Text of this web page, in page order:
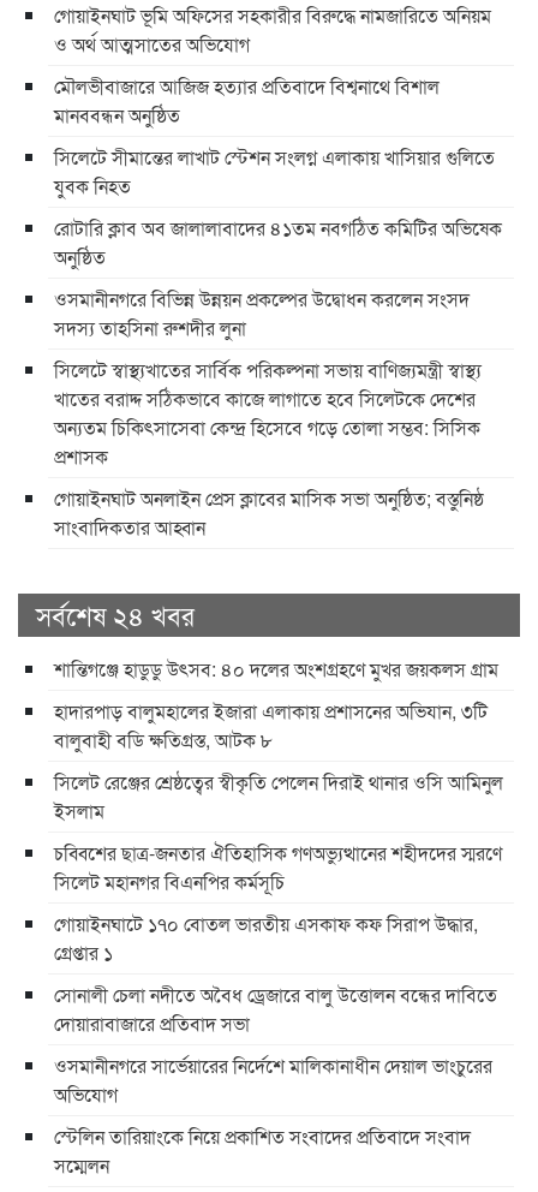
গোয়াইনঘাট ভূমি অফিসের সহকারীর বিরুদ্ধে নামজারিতে অনিয়ম
ও অর্থ আত্মসাতের অভিযোগ
মৌলভীবাজারে আজিজ হত্যার প্রতিবাদে বিশ্বনাথে বিশাল
মানববন্ধন অনুষ্ঠিত
সিলেটে সীমান্তের লাখাট স্টেশন সংলগ্ন এলাকায় খাসিয়ার গুলিতে
যুবক নিহত
রোটারি ক্লাব অব জালালাবাদের ৪১তম নবগঠিত কমিটির অভিষেক
অনুষ্ঠিত
ওসমানীনগরে বিভিন্ন উন্নয়ন প্রকল্পের উদ্বোধন করলেন সংসদ
সদস্য তাহসিনা রুশদীর লুনা
সিলেটে স্বাস্থ্যখাতের সার্বিক পরিকল্পনা সভায় বাণিজ্যমন্ত্রী স্বাস্থ্য
খাতের বরাদ্দ সঠিকভাবে কাজে লাগাতে হবে সিলেটকে দেশের
অন্যতম চিকিৎসাসেবা কেন্দ্র হিসেবে গড়ে তোলা সম্ভব: সিসিক
প্রশাসক
​গোয়াইনঘাট অনলাইন প্রেস ক্লাবের মাসিক সভা অনুষ্ঠিত; বস্তুনিষ্ঠ
সাংবাদিকতার আহ্বান
সর্বশেষ ২৪ খবর
শান্তিগঞ্জে হাডুডু উৎসব: ৪০ দলের অংশগ্রহণে মুখর জয়কলস গ্রাম
হাদারপাড় বালুমহালের ইজারা এলাকায় প্রশাসনের অভিযান, ৩টি
বালুবাহী বডি ক্ষতিগ্রস্ত, আটক ৮
সিলেট রেঞ্জের শ্রেষ্ঠত্বের স্বীকৃতি পেলেন দিরাই থানার ওসি আমিনুল
ইসলাম
চব্বিশের ছাত্র-জনতার ঐতিহাসিক গণঅভ্যুত্থানের শহীদদের স্মরণে
সিলেট মহানগর বিএনপির কর্মসূচি
গোয়াইনঘাটে ১৭০ বোতল ভারতীয় এসকাফ কফ সিরাপ উদ্ধার,
গ্রেপ্তার ১
সোনালী চেলা নদীতে অবৈধ ড্রেজারে বালু উত্তোলন বন্ধের দাবিতে
দোয়ারাবাজারে প্রতিবাদ সভা
ওসমানীনগরে সার্ভেয়ারের নির্দেশে মালিকানাধীন দেয়াল ভাংচুরের
অভিযোগ
স্টেলিন তারিয়াংকে নিয়ে প্রকাশিত সংবাদের প্রতিবাদে সংবাদ
সম্মেলন